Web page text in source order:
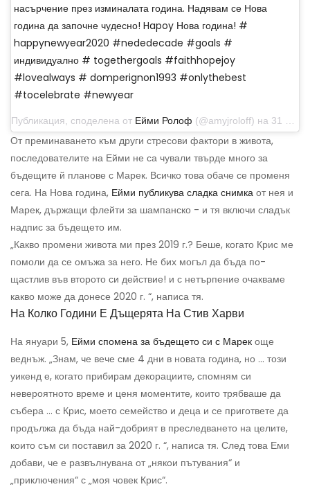
насърчение през изминалата година. Надявам се Нова
година да започне чудесно! Hapoy Нова година! #
happynewyear2020 #nededecade #goals #
индивидуално # togethergoals #faithhopejoy
#lovealways # domperignon1993 #onlythebest
#tocelebrate #newyear
Публикация, споделена от Ейми Ролоф (@amyjroloff) на 31 декември 2019 г. в 18:56 ч. PST
От преминаването към други стресови фактори в живота,
последователите на Ейми не са чували твърде много за
бъдещите й планове с Марек. Всичко това обаче се променя
сега. На Нова година, Ейми публикува сладка снимка от нея и
Марек, държащи флейти за шампанско - и тя включи сладък
надпис за бъдещето им.
„Какво промени живота ми през 2019 г.? Беше, когато Крис ме
помоли да се омъжа за него. Не бих могъл да бъда по-
щастлив във второто си действие! и с нетърпение очакваме
какво може да донесе 2020 г. “, написа тя.
На Колко Години Е Дъщерята На Стив Харви
На януари 5, Ейми спомена за бъдещето си с Марек още
веднъж. „Знам, че вече сме 4 дни в новата година, но ... този
уикенд е, когато прибирам декорациите, спомням си
невероятното време и ценя моментите, които трябваше да
събера ... с Крис, моето семейство и деца и се пригответе да
продължа да бъда най-добрият в преследването на целите,
които съм си поставил за 2020 г. “, написа тя. След това Еми
добави, че е развълнувана от „някои пътувания“ и
„приключения“ с „моя човек Крис“.